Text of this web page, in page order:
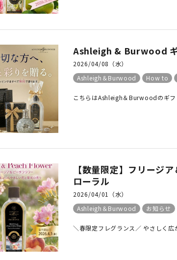
Ashleigh & Burwood ギ
2026/04/08（水）
Ashleigh＆Burwood
How to
こちらはAshleigh＆Burwoodのギ
【数量限定】フリージ
ローラル
2026/04/01（水）
Ashleigh＆Burwood
お知らせ
＼春限定フレグランス／ やさしく